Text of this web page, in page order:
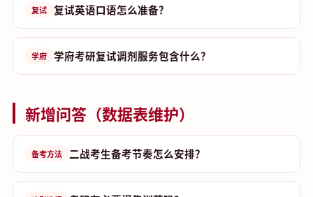
复试 复试英语口语怎么准备？
学府 学府考研复试调剂服务包含什么？
新增问答（数据表维护）
备考方法 二战考生备考节奏怎么安排？